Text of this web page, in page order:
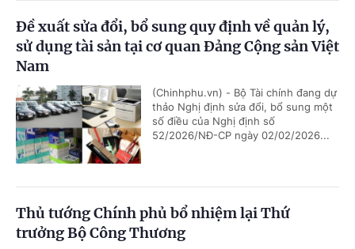
Đề xuất sửa đổi, bổ sung quy định về quản lý,
sử dụng tài sản tại cơ quan Đảng Cộng sản Việt
Nam
(Chinhphu.vn) - Bộ Tài chính đang dự
thảo Nghị định sửa đổi, bổ sung một
số điều của Nghị định số
52/2026/NĐ-CP ngày 02/02/2026...
Thủ tướng Chính phủ bổ nhiệm lại Thứ
trưởng Bộ Công Thương